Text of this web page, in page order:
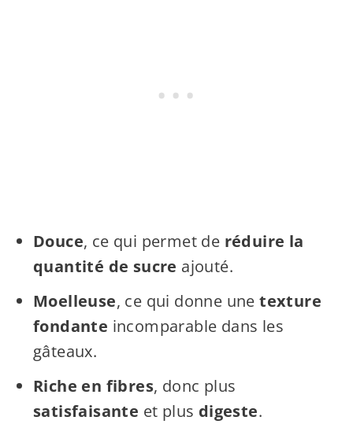
Douce, ce qui permet de réduire la
quantité de sucre ajouté.
Moelleuse, ce qui donne unetexture
fondante incomparable dans les
gâteaux.
Riche en fibres, donc plus
satisfaisante et plus digeste.